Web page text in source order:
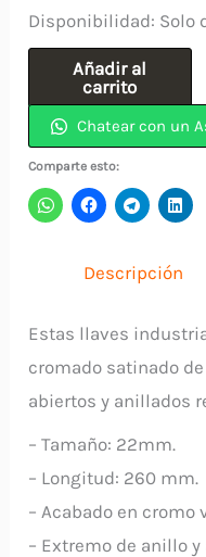
Disponibilidad: Solo
22MM
75522
cantidad
Añadir al
carrito
Chatear con un
Comparte esto:
Descripción
Estas llaves
cromado satinado
abiertos y anillados
– Tamaño: 22mm.
– Longitud: 260 mm.
– Acabado en cromo
– Extremo de anillo